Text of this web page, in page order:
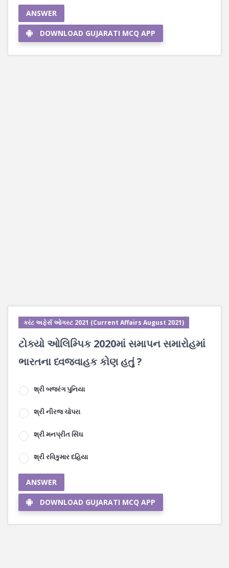
ANSWER
DOWNLOAD GUJARATI MCQ APP
કરંટ અફેર્સ ઓગસ્ટ 2021 (Current Affairs August 2021)
ટોક્યો ઓલિમ્પિક 2020માં સમાપન સમારોહમાં
ભારતના ધ્વજવાહક કોણ હતું ?
શ્રી બજરંગ પુનિયા
શ્રી નીરજ ચોપરા
શ્રી મનપ્રીત સિંઘ
શ્રી રવિકુમાર દહિયા
ANSWER
DOWNLOAD GUJARATI MCQ APP